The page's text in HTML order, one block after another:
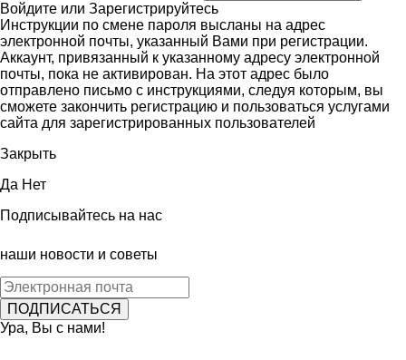
Войдите или Зарегистрируйтесь
Инструкции по смене пароля высланы на адрес
электронной почты, указанный Вами при регистрации.
Аккаунт, привязанный к указанному адресу электронной
почты, пока не активирован. На этот адрес было
отправлено письмо с инструкциями, следуя которым, вы
сможете закончить регистрацию и пользоваться услугами
сайта для зарегистрированных пользователей
Закрыть
Да Нет
Подписывайтесь на нас
наши новости и советы
Ура, Вы с нами!